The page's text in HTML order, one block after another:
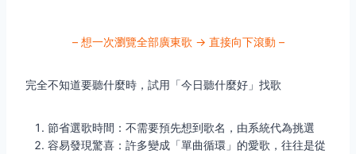
– 想一次瀏覽全部廣東歌 → 直接向下滾動 –
完全不知道要聽什麼時，試用「今日聽什麼好」找歌
節省選歌時間：不需要預先想到歌名，由系統代為挑選
容易發現驚喜：許多變成「單曲循環」的愛歌，往往是從